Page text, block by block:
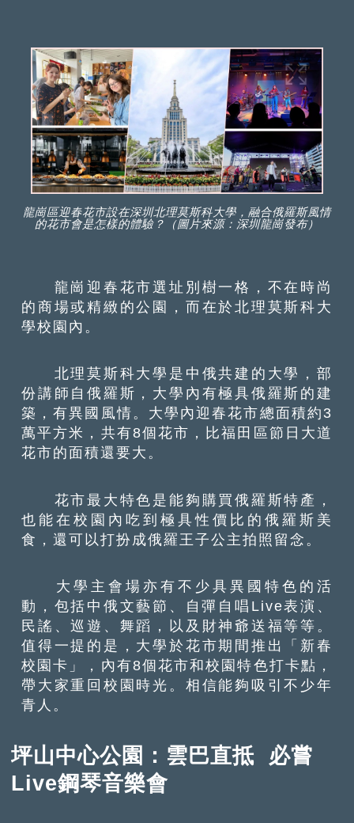
龍崗區迎春花市設在深圳北理莫斯科大學，融合俄羅斯風情
的花市會是怎樣的體驗？（圖片來源：深圳龍崗發布）
龍崗迎春花市選址別樹一格，不在時尚
的商場或精緻的公園，而在於北理莫斯科大
學校園內。
北理莫斯科大學是中俄共建的大學，部
份講師自俄羅斯，大學內有極具俄羅斯的建
築，有異國風情。大學內迎春花市總面積約3
萬平方米，共有8個花市，比福田區節日大道
花市的面積還要大。
花市最大特色是能夠購買俄羅斯特產，
也能在校園內吃到極具性價比的俄羅斯美
食，還可以打扮成俄羅王子公主拍照留念。
大學主會場亦有不少具異國特色的活
動，包括中俄文藝節、自彈自唱Live表演、
民謠、巡遊、舞蹈，以及財神爺送福等等。
值得一提的是，大學於花市期間推出「新春
校園卡」，內有8個花市和校園特色打卡點，
帶大家重回校園時光。相信能夠吸引不少年
青人。
坪山中心公園：雲巴直抵 必嘗
Live鋼琴音樂會